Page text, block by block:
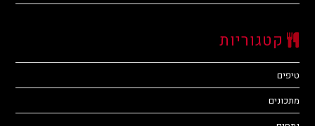
קטגוריות
טיפים
מתכונים